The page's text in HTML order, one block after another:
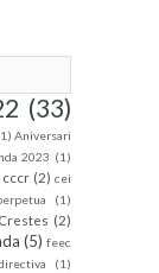
(33)
Aniversari
2023 (1)
cccr (2) cei
(1)
Crestes (2)
(5) feec
(1)